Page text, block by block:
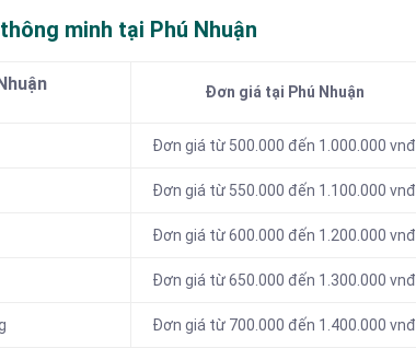
minh tại Phú Nhuận
Đơn giá tại Phú Nhuận
Đơn giá từ 500.000 đến 1.000.000 vnđ
Đơn giá từ 550.000 đến 1.100.000 vnđ
Đơn giá từ 600.000 đến 1.200.000 vnđ
Đơn giá từ 650.000 đến 1.300.000 vnđ
Đơn giá từ 700.000 đến 1.400.000 vnđ